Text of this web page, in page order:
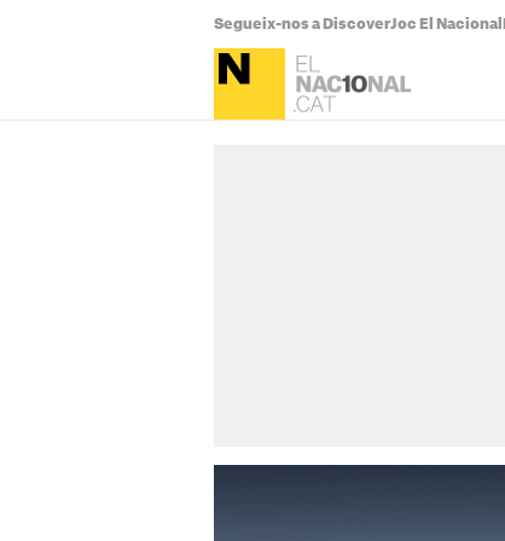
Segueix-nos a DiscoverJoc El Nacional